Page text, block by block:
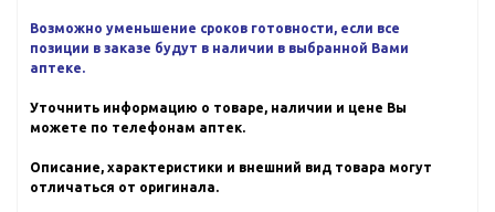
Возможно уменьшение сроков готовности, если все
позиции в заказе будут в наличии в выбранной Вами
аптеке.
Уточнить информацию о товаре, наличии и цене Вы
можете по телефонам аптек.
Описание, характеристики и внешний вид товара могут
отличаться от оригинала.